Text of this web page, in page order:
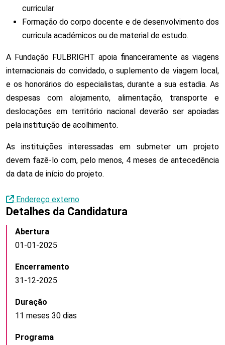
curricular
Formação do corpo docente e de desenvolvimento dos
curricula académicos ou de material de estudo.
A Fundação FULBRIGHT apoia financeiramente as viagens
internacionais do convidado, o suplemento de viagem local,
e os honorários do especialistas, durante a sua estadia. As
despesas com alojamento, alimentação, transporte e
deslocações em território nacional deverão ser apoiadas
pela instituição de acolhimento.
As instituições interessadas em submeter um projeto
devem fazê-lo com, pelo menos, 4 meses de antecedência
da data de início do projeto.
Endereço externo
Detalhes da Candidatura
Abertura
01-01-2025
Encerramento
31-12-2025
Duração
11 meses 30 dias
Programa